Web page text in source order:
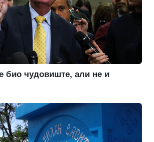
био чудовиште, али не и